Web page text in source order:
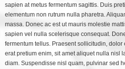
sapien at metus fermentum sagittis. Duis
elementum non rutrum nulla pharetra.
massa. Donec ac est ut mauris molestie
sapien vel nulla scelerisque consequat.
fermentum tellus. Praesent sollicitudin,
erat pretium enim, sit amet aliquet nulla nisl
diam. Suspendisse nisl quam, pulvinar sed